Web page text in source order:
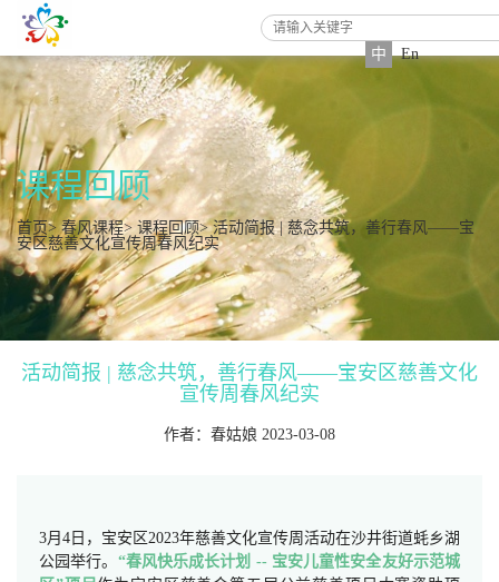
中 En
课程回顾
首页>春风课程> 课程回顾> 活动简报 | 慈念共筑，善行春风——宝
安区慈善文化宣传周春风纪实
活动简报 | 慈念共筑，善行春风——宝安区慈善文化
宣传周春风纪实
作者：春姑娘 2023-03-08
3月4日，宝安区2023年慈善文化宣传周活动在沙井街道蚝乡湖
公园举行。 “春风快乐成长计划 -- 宝安儿童性安全友好示范城